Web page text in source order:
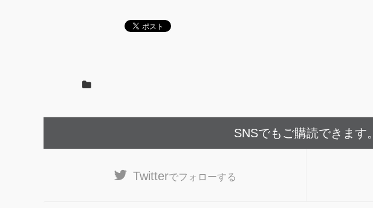
SNSでもご購読できます。
Twitterでフォローする